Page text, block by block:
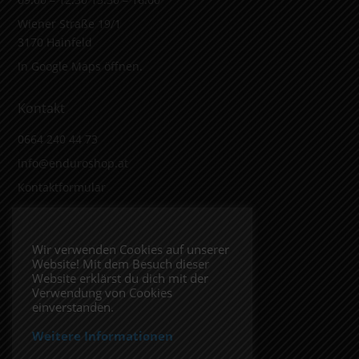
Wiener Straße 19/1
3170 Hainfeld
In Google Maps öffnen.
Kontakt
0664 240 44 73
info@enduroshop.at
Kontaktformular
Impressum
Datenschutzerklärung
Folge uns
Wir verwenden Cookies auf unserer
Website! Mit dem Besuch dieser
Website erklärst du dich mit der
Verwendung von Cookies
einverstanden.
Weitere Informationen